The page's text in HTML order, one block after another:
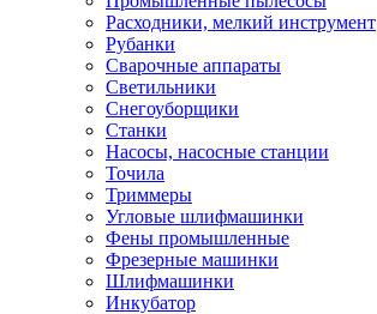
Расходники, мелкий инструмент
Рубанки
Сварочные аппараты
Светильники
Снегоуборщики
Станки
Насосы, насосные станции
Точила
Триммеры
Угловые шлифмашинки
Фены промышленные
Фрезерные машинки
Шлифмашинки
Инкубатор